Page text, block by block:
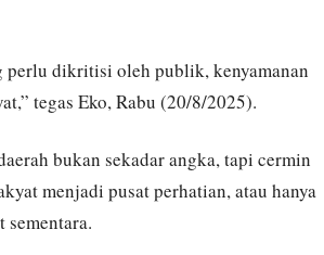
perlu dikritisi oleh publik, kenyamanan
tegas Eko, Rabu (20/8/2025).
bukan sekadar angka, tapi cermin
menjadi pusat perhatian, atau hanya